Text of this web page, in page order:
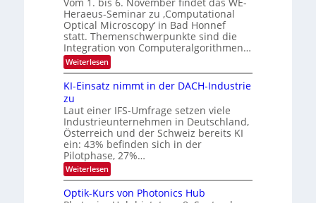
n
d
B
i
l
d
v
r
a
r
b
e
i
t
e
n
k
t
s
e
n
s
m
e
l
d
e
t
a
r
k
e
s
W
a
c
Heraeus-Seminar zu ‚Computational
Optical Microscopy‘ in Bad Honnef
statt. Themenschwerpunkte sind die
Integration von Computeralgorithmen…
Weiterlesen:
8
9
W
E
-
H
e
r
a
e
u
s
KI-Einsatz nimmt in der DACH-Industrie
zu
Laut einer IFS-Umfrage setzen viele
Industrieunternehmen in Deutschland,
Österreich und der Schweiz bereits KI
ein: 43% befinden sich in der
Pilotphase, 27%…
Weiterlesen:
K
-
Optik-Kurs von Photonics Hub